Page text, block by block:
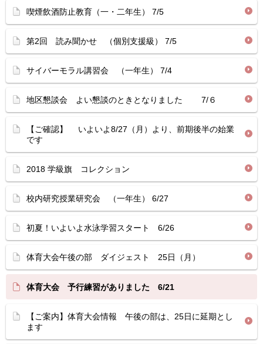
喫煙飲酒防止教育（一・二年生） 7/5
第2回 読み聞かせ （個別支援級） 7/5
サイバーモラル講習会 （一年生） 7/4
地区懇談会 よい懇談のときとなりました 7/６
【ご確認】 いよいよ8/27（月）より、前期後半の始業
です
2018 学級旗 コレクション
校内研究授業研究会 （一年生） 6/27
初夏！いよいよ水泳学習スタート 6/26
体育大会午後の部 ダイジェスト 25日（月）
体育大会 予行練習がありました 6/21
【ご案内】体育大会情報 午後の部は、25日に延期とし
ます